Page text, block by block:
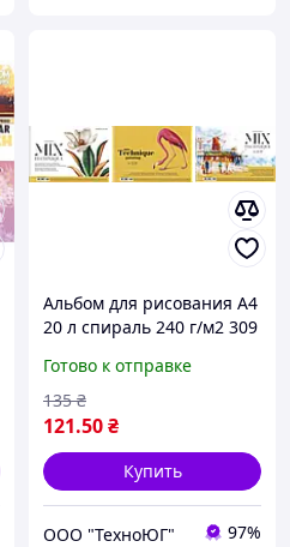
Альбом для рисования А4
20 л спираль 240 г/м2 309
Ассорти уни
Готово к отправке
121.50₴
135 ₴
Купить
ООО "ТехноЮГ" 97%